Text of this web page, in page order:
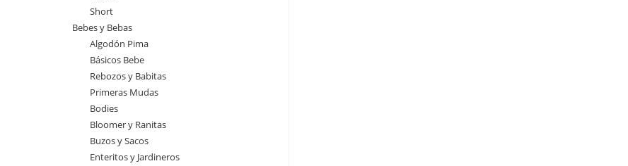
Short
Bebes y Bebas
Algodón Pima
Básicos Bebe
Rebozos y Babitas
Primeras Mudas
Bodies
Bloomer y Ranitas
Buzos y Sacos
Enteritos y Jardineros